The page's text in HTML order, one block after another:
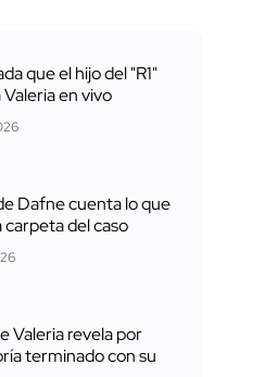
que el hijo del "R1"
Valeria en vivo
Dafne cuenta lo que
carpeta del caso
Valeria revela por
terminado con su